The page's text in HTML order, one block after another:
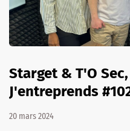
Starget & T'O
J'entreprends
20 mars 2024